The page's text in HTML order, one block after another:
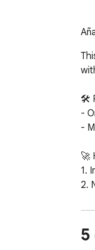
🛠️
-
-
🚀
1.
2.
4.
5.
5